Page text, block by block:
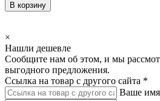
В корзину
×
Нашли дешевле
Сообщите нам об этом, и мы
выгодного предложения.
Ссылка на товар с другого сайта *
Ваше